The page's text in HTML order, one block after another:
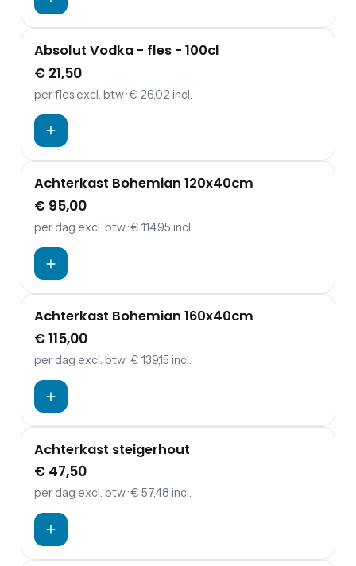
Absolut Vodka - fles - 100cl
€ 21,50
per fles excl. btw· € 26,02 incl.
Achterkast Bohemian 120x40cm
€ 95,00
per dag excl. btw· € 114,95 incl.
Achterkast Bohemian 160x40cm
€ 115,00
per dag excl. btw· € 139,15 incl.
Achterkast steigerhout
€ 47,50
per dag excl. btw· € 57,48 incl.